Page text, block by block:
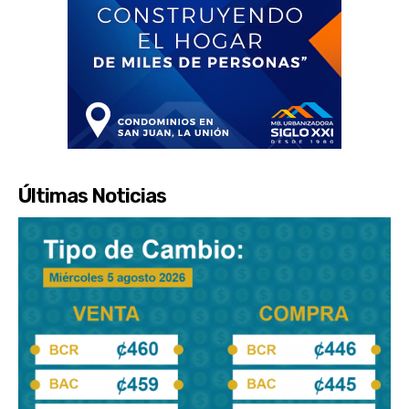
Últimas Noticias